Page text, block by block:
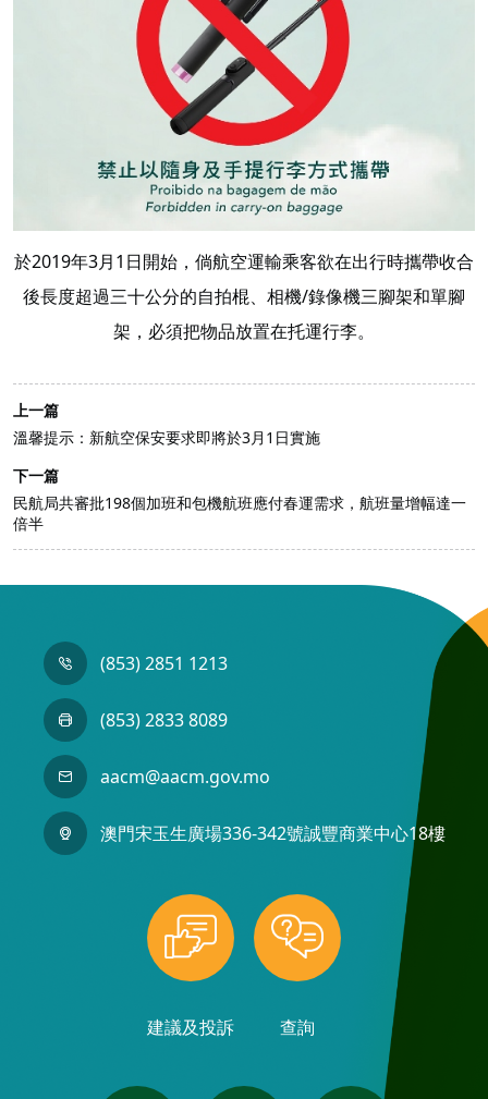
於2019年3月1日開始，倘航空運輸乘客欲在出行時攜帶收合
後長度超過三十公分的自拍棍、相機/錄像機三腳架和單腳
架，必須把物品放置在托運行李。
上一篇
溫馨提示：新航空保安要求即將於3月1日實施
下一篇
民航局共審批198個加班和包機航班應付春運需求，航班量增幅達一
倍半
(853) 2851 1213
(853) 2833 8089
aacm@aacm.gov.mo
澳門宋玉生廣場336-342號誠豐商業中心18樓
建議及投訴 查詢